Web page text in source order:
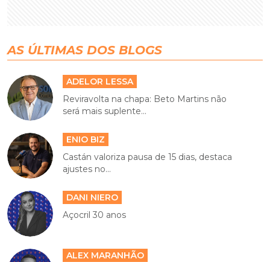
AS ÚLTIMAS DOS BLOGS
ADELOR LESSA
Reviravolta na chapa: Beto Martins não
será mais suplente...
ENIO BIZ
Castán valoriza pausa de 15 dias, destaca
ajustes no...
DANI NIERO
Açocril 30 anos
ALEX MARANHÃO